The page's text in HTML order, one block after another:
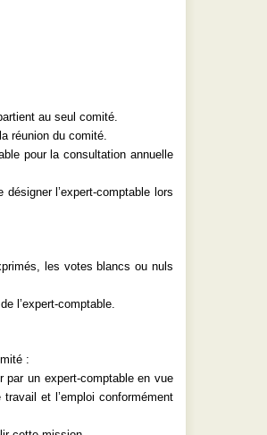
au seul comité.
réunion du comité.
pour la consultation annuelle
l’expert-comptable lors
les votes blancs ou nuls
l’expert-comptable.
:
un expert-comptable en vue
et l’emploi conformément